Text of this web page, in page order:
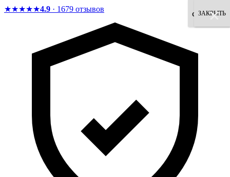
★★★★★4.9 · 1679 отзывов ×
×
×
×
согласен
×
×
ЗАКРЫТЬ
×
×